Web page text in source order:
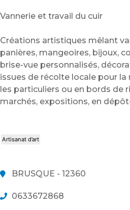
Vannerie et travail du cuir
Créations artistiques mêlant
panières, mangeoires, bijoux,
brise-vue personnalisés,
issues de récolte locale pour
les particuliers ou en bords de
marchés, expositions, en
Artisanat d’art
BRUSQUE - 12360
0633672868